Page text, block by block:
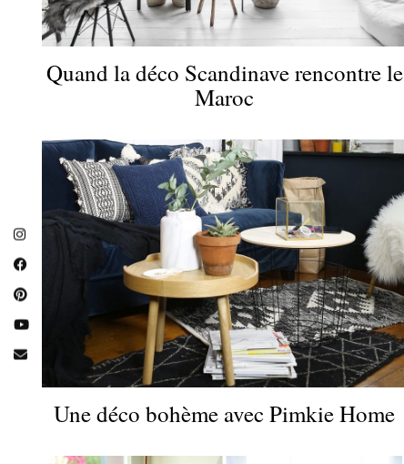
Quand la déco Scandinave rencontre le
Maroc
Une déco bohème avec Pimkie Home